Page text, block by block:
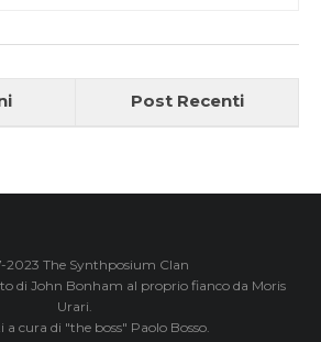
Post Recenti
2023 The Synthposium Clan
di John Bonham al proprio fianco da Moris
Urari.
a cura di "the boss" Paolo Bosso.